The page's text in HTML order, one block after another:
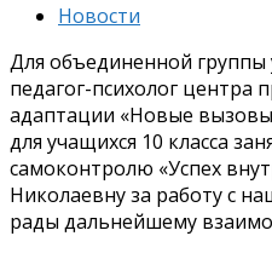
Новости
Для объединенной группы
педагог-психолог центра
адаптации «Новые
для учащихся 10 класса
самоконтролю «Успех
Николаевну за работу с
рады дальнейшему